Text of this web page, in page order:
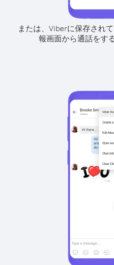
または、Viberに保存され
報画面から通話をす